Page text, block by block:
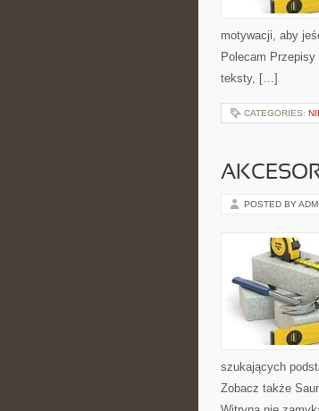
motywacji, aby
Polecam
teksty, […]
CATEGORIES:
POSTED BY
szukających
Zobacz także